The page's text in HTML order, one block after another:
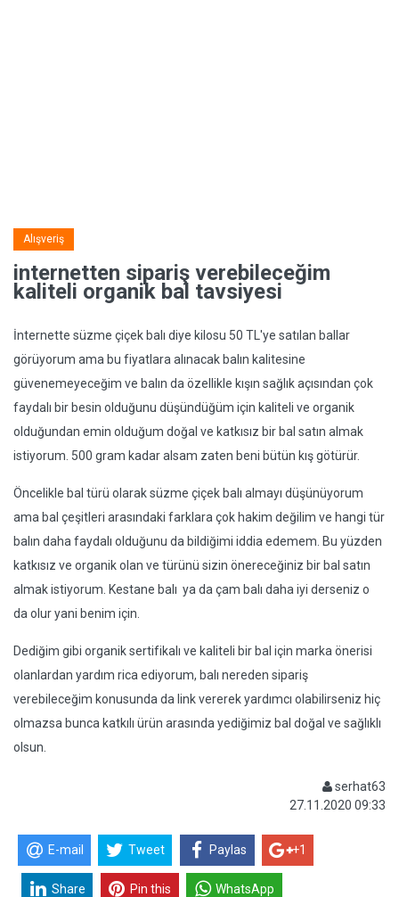
Alışveriş
internetten sipariş verebileceğim
kaliteli organik bal tavsiyesi
İnternette süzme çiçek balı diye kilosu 50 TL'ye satılan ballar
görüyorum ama bu fiyatlara alınacak balın kalitesine
güvenemeyeceğim ve balın da özellikle kışın sağlık açısından çok
faydalı bir besin olduğunu düşündüğüm için kaliteli ve organik
olduğundan emin olduğum doğal ve katkısız bir bal satın almak
istiyorum. 500 gram kadar alsam zaten beni bütün kış götürür.
Öncelikle bal türü olarak süzme çiçek balı almayı düşünüyorum
ama bal çeşitleri arasındaki farklara çok hakim değilim ve hangi tür
balın daha faydalı olduğunu da bildiğimi iddia edemem. Bu yüzden
katkısız ve organik olan ve türünü sizin önereceğiniz bir bal satın
almak istiyorum. Kestane balı ya da çam balı daha iyi derseniz o
da olur yani benim için.
Dediğim gibi organik sertifikalı ve kaliteli bir bal için marka önerisi
olanlardan yardım rica ediyorum, balı nereden sipariş
verebileceğim konusunda da link vererek yardımcı olabilirseniz hiç
olmazsa bunca katkılı ürün arasında yediğimiz bal doğal ve sağlıklı
olsun.
serhat63
27.11.2020 09:33
E-mail Tweet Paylas +1
Share Pin this WhatsApp